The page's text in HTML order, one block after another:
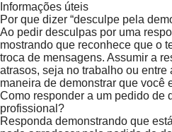
Informações úteis
Por que dizer “desculpe pela
Ao pedir desculpas por uma
mostrando que reconhece que o
troca de mensagens. Assumir a
atrasos, seja no trabalho ou entre
maneira de demonstrar que você
Como responder a um pedido de
profissional?
Responda demonstrando que